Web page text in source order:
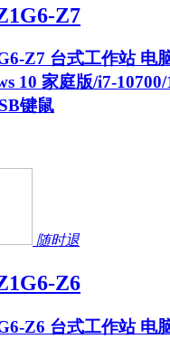
Z7
Z7 台式工作站 电
10 家庭版/i7-
键鼠
随时退
Z6
Z6 台式工作站 电